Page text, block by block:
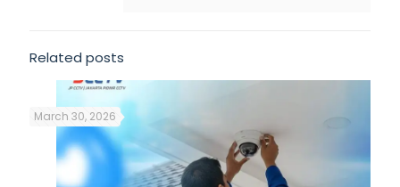
Related posts
March 30, 2026